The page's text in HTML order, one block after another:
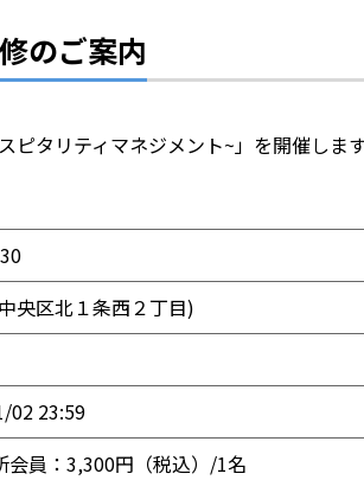
のご案内
タリティマネジメント~」を開催します
央区北１条西２丁目)
02 23:59
会員：3,300円（税込）/1名